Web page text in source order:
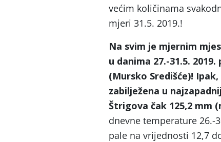
većim količinama
mjeri 31.5. 2019.!
Na svim je mjernim
u danima 27.-31.5.
(Mursko Središće)!
zabilježena u
Štrigova čak 125,2 mm
dnevne temperature 26.-
pale na vrijednosti 12,7